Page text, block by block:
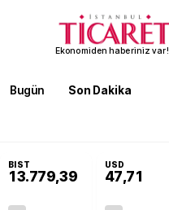
Ekonomiden haberiniz var!
Bugün Son Dakika
BIST
13.779,39
USD
47,71